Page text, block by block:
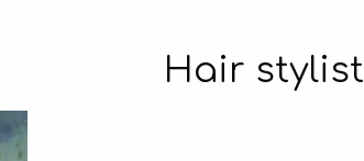
Hair stylist